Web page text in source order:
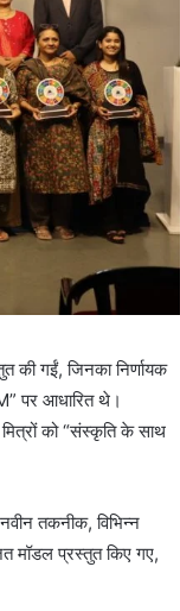
की गईं, जिनका निर्णायक
पर आधारित थे।
को “संस्कृति के साथ
नवीन तकनीक, विभिन्न
मॉडल प्रस्तुत किए गए,